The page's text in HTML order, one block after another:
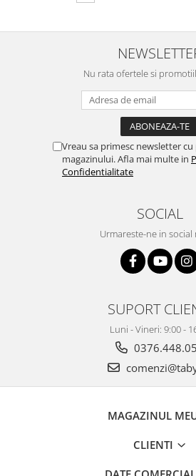
Nu rata ofertele si
Vreau sa primesc newsletter
magazinului. Afla mai multe in
Confidentialitate
SOCIAL
Urmareste-ne in social
SUPORT
Luni - Vineri: 9:00 -
MAGAZINUL
CLIENTI